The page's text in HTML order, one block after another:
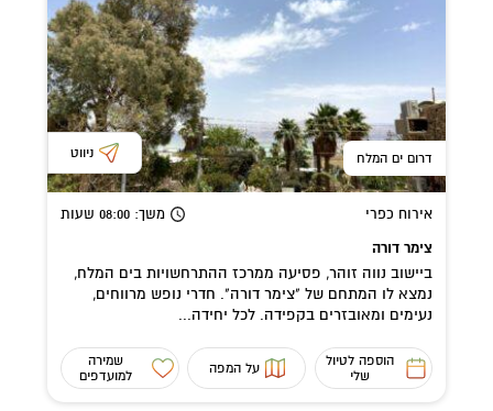
דרום ים המלח ניווט
אירוח כפרי משך: 08:00 שעות
צימר דורה
ביישוב נווה זוהר, פסיעה ממרכז ההתרחשויות בים המלח,
נמצא לו המתחם של "צימר דורה". חדרי נופש מרווחים,
נעימים ומאובזרים בקפידה. לכל יחידה...
הוספה לטיול
שלי
על המפה
שמירה
למועדפים